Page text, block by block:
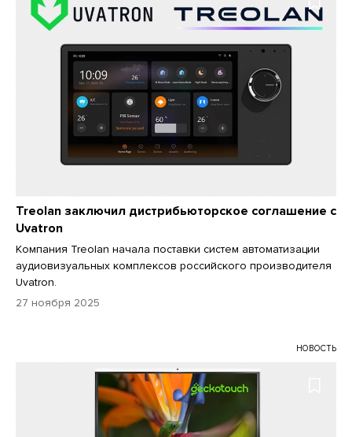
Treolan заключил дистрибьюторское соглашение с
Uvatron
Компания Treolan начала поставки систем автоматизации
аудиовизуальных комплексов российского производителя
Uvatron.
27 ноября 2025
НОВОСТЬ